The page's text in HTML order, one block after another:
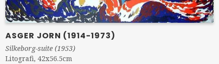
ASGER JORN (1914-1973)
Silkeborg-suite (1953)
Litografi, 42x56.5cm